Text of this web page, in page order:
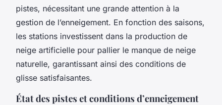
pistes, nécessitant une grande attention à la
gestion de l’enneigement. En fonction des saisons,
les stations investissent dans la production de
neige artificielle pour pallier le manque de neige
naturelle, garantissant ainsi des conditions de
glisse satisfaisantes.
État des pistes et conditions d’enneigement